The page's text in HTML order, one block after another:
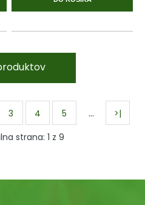
3 4 5 …
>|
strana: 1 z 9